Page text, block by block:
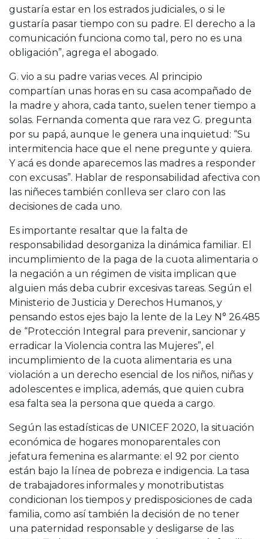
gustaría estar en los estrados judiciales, o si le
gustaría pasar tiempo con su padre. El derecho a la
comunicación funciona como tal, pero no es una
obligación”, agrega el abogado.
G. vio a su padre varias veces. Al principio
compartían unas horas en su casa acompañado de
la madre y ahora, cada tanto, suelen tener tiempo a
solas. Fernanda comenta que rara vez G. pregunta
por su papá, aunque le genera una inquietud: “Su
intermitencia hace que el nene pregunte y quiera.
Y acá es donde aparecemos las madres a responder
con excusas”. Hablar de responsabilidad afectiva con
las niñeces también conlleva ser claro con las
decisiones de cada uno.
Es importante resaltar que la falta de
responsabilidad desorganiza la dinámica familiar. El
incumplimiento de la paga de la cuota alimentaria o
la negación a un régimen de visita implican que
alguien más deba cubrir excesivas tareas. Según el
Ministerio de Justicia y Derechos Humanos, y
pensando estos ejes bajo la lente de la Ley N° 26.485
de “Protección Integral para prevenir, sancionar y
erradicar la Violencia contra las Mujeres”, el
incumplimiento de la cuota alimentaria es una
violación a un derecho esencial de los niños, niñas y
adolescentes e implica, además, que quien cubra
esa falta sea la persona que queda a cargo.
Según las estadísticas de UNICEF 2020, la situación
económica de hogares monoparentales con
jefatura femenina es alarmante: el 92 por ciento
están bajo la línea de pobreza e indigencia. La tasa
de trabajadores informales y monotributistas
condicionan los tiempos y predisposiciones de cada
familia, como así también la decisión de no tener
una paternidad responsable y desligarse de las